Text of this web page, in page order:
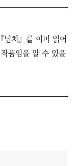
넙치』를 이미 읽어
품임을 알 수 있을